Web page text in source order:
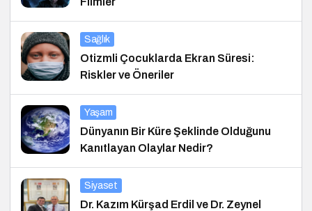
Sağlık
Otizmli Çocuklarda Ekran Süresi:
Riskler ve Öneriler
Yaşam
Dünyanın Bir Küre Şeklinde Olduğunu
Kanıtlayan Olaylar Nedir?
Siyaset
Dr. Kazım Kürşad Erdil ve Dr. Zeynel